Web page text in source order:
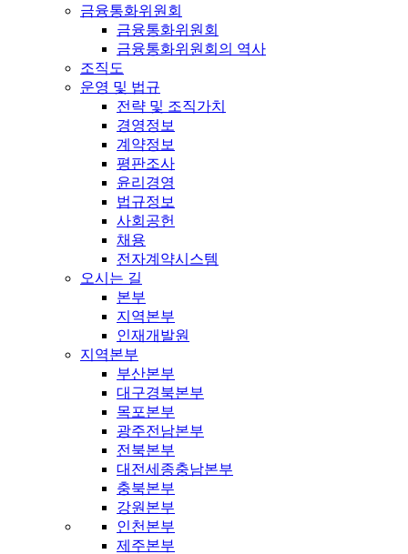
금융통화위원회
금융통화위원회
금융통화위원회의 역사
조직도
운영 및 법규
전략 및 조직가치
경영정보
계약정보
평판조사
윤리경영
법규정보
사회공헌
채용
전자계약시스템
오시는 길
본부
지역본부
인재개발원
지역본부
부산본부
대구경북본부
목포본부
광주전남본부
전북본부
대전세종충남본부
충북본부
강원본부
인천본부
제주본부